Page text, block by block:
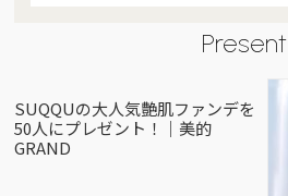
Present
SUQQUの大人気艶肌ファンデを
50人にプレゼント！｜美的
GRAND